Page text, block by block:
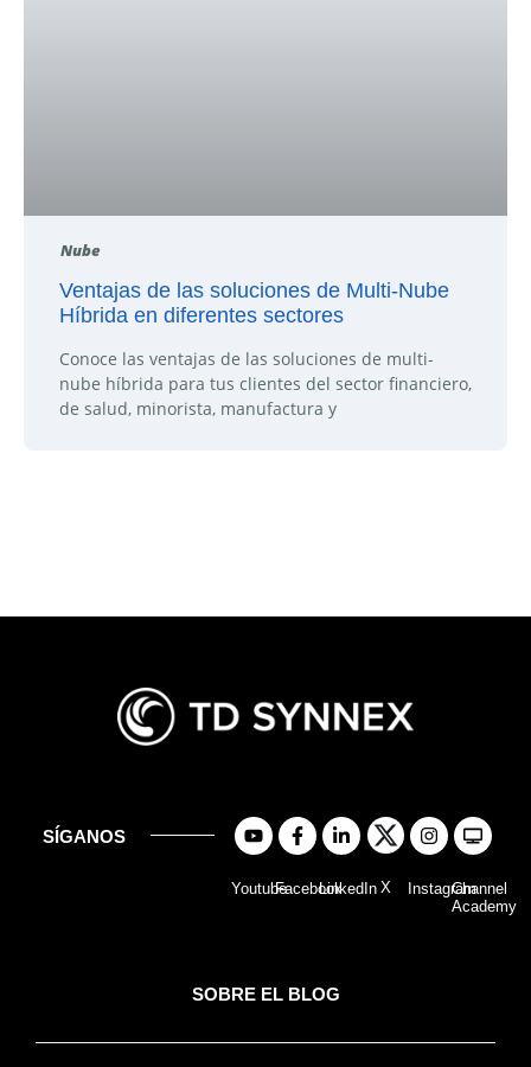
Nube
Ventajas de las soluciones de Multi-Nube
Híbrida en diferentes sectores
Conoce las ventajas de las soluciones de multi-
nube híbrida para tus clientes del sector financiero,
de salud, minorista, manufactura y
SÍGANOS
YoutubeFacebookLinkedIn X InstagramChannel
Academy
SOBRE EL BLOG